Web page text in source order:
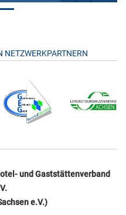
NETZWERKPARTNERN
und Gaststättenverband
e.V.)